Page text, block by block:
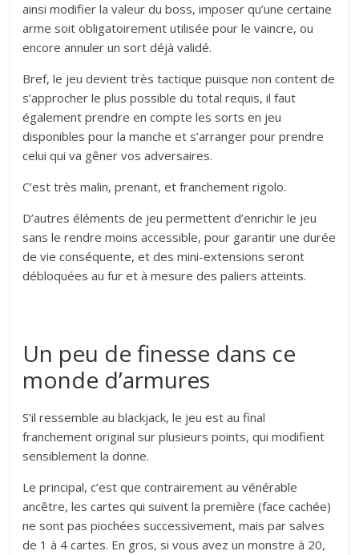
ainsi modifier la valeur du boss, imposer qu’une certaine
arme soit obligatoirement utilisée pour le vaincre, ou
encore annuler un sort déjà validé.
Bref, le jeu devient très tactique puisque non content de
s’approcher le plus possible du total requis, il faut
également prendre en compte les sorts en jeu
disponibles pour la manche et s’arranger pour prendre
celui qui va gêner vos adversaires.
C’est très malin, prenant, et franchement rigolo.
D’autres éléments de jeu permettent d’enrichir le jeu
sans le rendre moins accessible, pour garantir une durée
de vie conséquente, et des mini-extensions seront
débloquées au fur et à mesure des paliers atteints.
Un peu de finesse dans ce
monde d’armures
S’il ressemble au blackjack, le jeu est au final
franchement original sur plusieurs points, qui modifient
sensiblement la donne.
Le principal, c’est que contrairement au vénérable
ancêtre, les cartes qui suivent la première (face cachée)
ne sont pas piochées successivement, mais par salves
de 1 à 4 cartes. En gros, si vous avez un monstre à 20,